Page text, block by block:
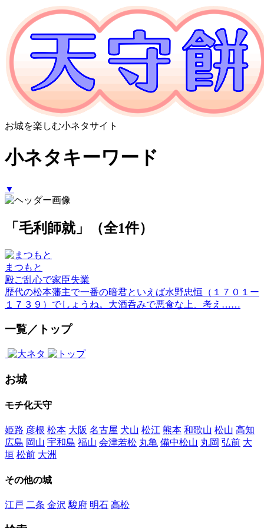
お城を楽しむ小ネタサイト
小ネタキーワード
▼
「毛利師就」（全1件）
まつもと
殿ご乱心で家臣失業
歴代の松本藩主で一番の暗君といえば水野忠恒（１７０１ー
１７３９）でしょうね。大酒呑みで悪食な上、考え……
一覧／トップ
お城
モチ化天守
姫路 彦根 松本 大阪 名古屋 犬山 松江 熊本 和歌山 松山 高知
広島 岡山 宇和島 福山 会津若松 丸亀 備中松山 丸岡 弘前 大
垣 松前 大洲
その他の城
江戸 二条 金沢 駿府 明石 高松